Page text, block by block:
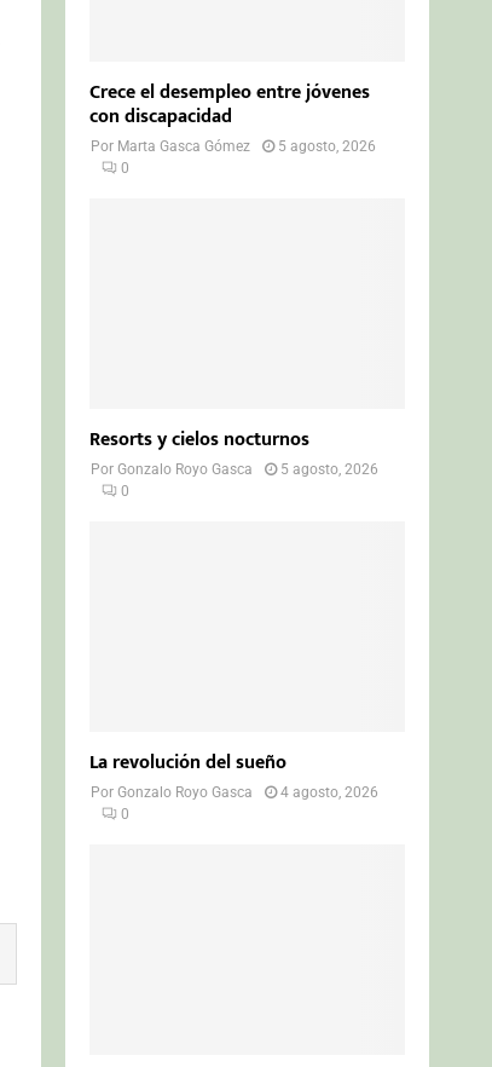
Crece el desempleo entre jóvenes
con discapacidad
Por Marta Gasca Gómez
5 agosto, 2026
0
Resorts y cielos nocturnos
PorGonzalo Royo Gasca
5 agosto, 2026
0
La revolución del sueño
PorGonzalo Royo Gasca
4 agosto, 2026
0